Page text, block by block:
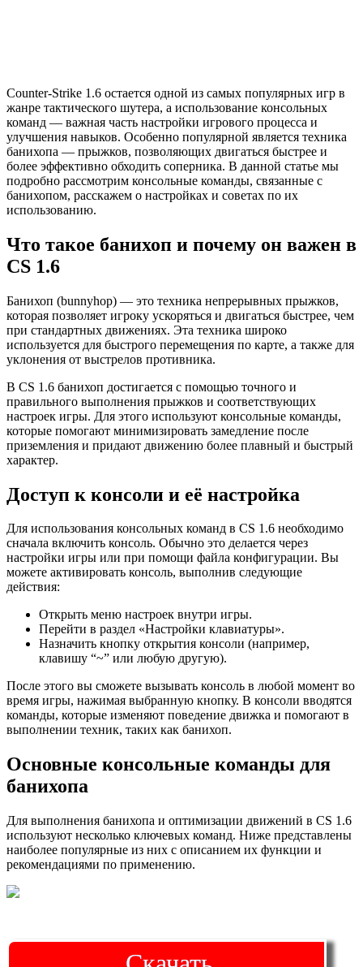
Counter-Strike 1.6 остается одной из самых популярных игр в
жанре тактического шутера, а использование консольных
команд — важная часть настройки игрового процесса и
улучшения навыков. Особенно популярной является техника
банихопа — прыжков, позволяющих двигаться быстрее и
более эффективно обходить соперника. В данной статье мы
подробно рассмотрим консольные команды, связанные с
банихопом, расскажем о настройках и советах по их
использованию.
Что такое банихоп и почему он важен в
CS 1.6
Банихоп (bunnyhop) — это техника непрерывных прыжков,
которая позволяет игроку ускоряться и двигаться быстрее, чем
при стандартных движениях. Эта техника широко
используется для быстрого перемещения по карте, а также для
уклонения от выстрелов противника.
В CS 1.6 банихоп достигается с помощью точного и
правильного выполнения прыжков и соответствующих
настроек игры. Для этого используют консольные команды,
которые помогают минимизировать замедление после
приземления и придают движению более плавный и быстрый
характер.
Доступ к консоли и её настройка
Для использования консольных команд в CS 1.6 необходимо
сначала включить консоль. Обычно это делается через
настройки игры или при помощи файла конфигурации. Вы
можете активировать консоль, выполнив следующие
действия:
Открыть меню настроек внутри игры.
Перейти в раздел «Настройки клавиатуры».
Назначить кнопку открытия консоли (например,
клавишу “~” или любую другую).
После этого вы сможете вызывать консоль в любой момент во
время игры, нажимая выбранную кнопку. В консоли вводятся
команды, которые изменяют поведение движка и помогают в
выполнении техник, таких как банихоп.
Основные консольные команды для
банихопа
Для выполнения банихопа и оптимизации движений в CS 1.6
используют несколько ключевых команд. Ниже представлены
наиболее популярные из них с описанием их функции и
рекомендациями по применению.